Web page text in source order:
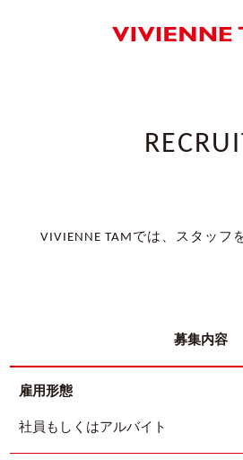
VIVIENNE TAMでは、スタッフ
募集内容
雇用形態
社員もしくはアルバイト